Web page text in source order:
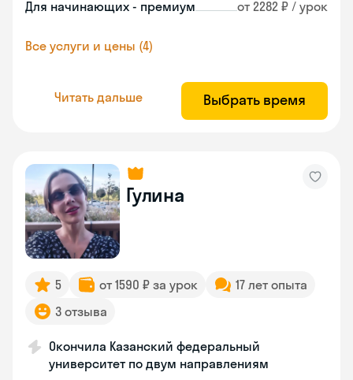
Для начинающих - премиум от 2282 ₽ / урок
Все услуги и цены (4)
Читать дальше Выбрать время
Гулина
5 от 1590 ₽ за урок
17 лет опыта
3 отзыва
Окончила Казанский федеральный
университет по двум направлениям